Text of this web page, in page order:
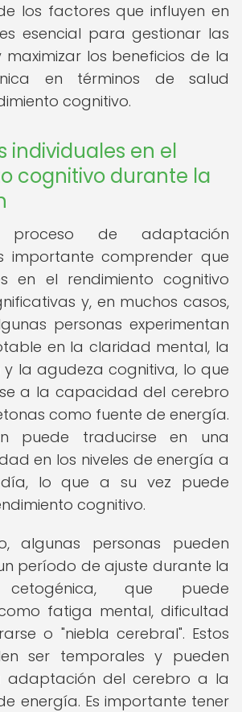
los factores que influyen en
esencial para gestionar las
los beneficios de la
en términos de salud
cognitivo.
individuales en el
cognitivo durante la
de adaptación
importante comprender que
en el rendimiento cognitivo
y, en muchos casos,
personas experimentan
en la claridad mental, la
la agudeza cognitiva, lo que
a la capacidad del cerebro
como fuente de energía.
puede traducirse en una
en los niveles de energía a
lo que a su vez puede
cognitivo.
algunas personas pueden
período de ajuste durante la
cetogénica, que puede
fatiga mental, dificultad
o "niebla cerebral". Estos
ser temporales y pueden
adaptación del cerebro a la
energía. Es importante tener